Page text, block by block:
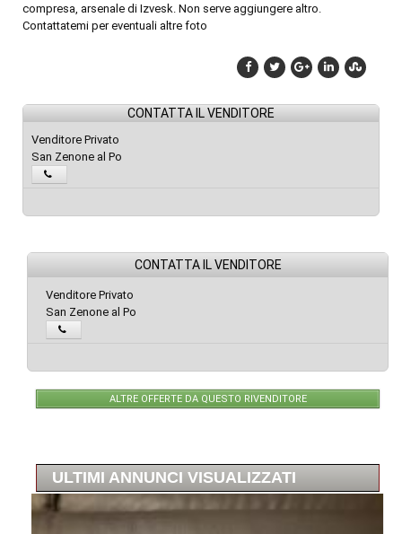
compresa, arsenale di Izvesk. Non serve aggiungere altro.
Contattatemi per eventuali altre foto
CONTATTA IL VENDITORE
Venditore Privato
San Zenone al Po
CONTATTA IL VENDITORE
Venditore Privato
San Zenone al Po
ALTRE OFFERTE DA QUESTO RIVENDITORE
ULTIMI ANNUNCI VISUALIZZATI